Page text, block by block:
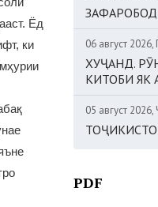
Ёд
ки
ЗАФАРОБОД
06 август
ХУҶАНД.
КИТОБИ ЯК
05 август
PDF